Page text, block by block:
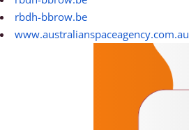
rbdh-bbrow.be
www.australianspaceagency.com.au